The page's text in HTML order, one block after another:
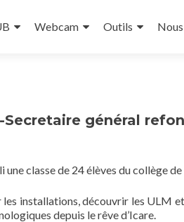
Webcam Outils
général
classe de 24 élèves du collège
installations, découvrir les ULM
depuis le rêve d’Icare.